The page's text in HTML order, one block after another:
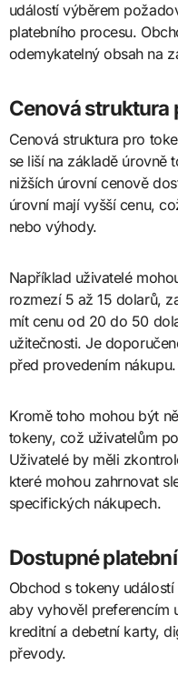
událostí výběrem
platebního procesu.
odemykatelný obsah na
Cenová struktura
Cenová struktura pro
se liší na základě úrovně
nižších úrovní cenově
úrovní mají vyšší cenu,
nebo výhody.
Například uživatelé
rozmezí 5 až 15 dolarů,
mít cenu od 20 do 50
užitečnosti. Je
před provedením nákupu.
Kromě toho mohou být
tokeny, což uživatelům
Uživatelé by měli
které mohou zahrnovat
specifických nákupech.
Dostupné
Obchod s tokeny
aby vyhověl preferencím
kreditní a debetní karty,
převody.